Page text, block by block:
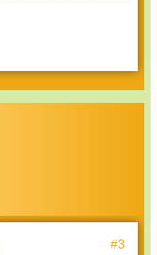
#3